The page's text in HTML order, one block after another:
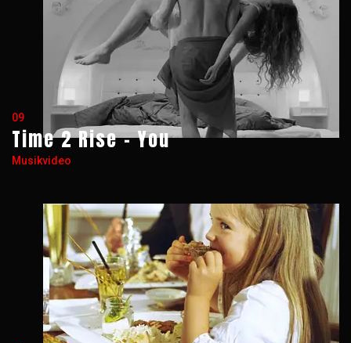
09
Time 2 Rise - You
Musikvideo